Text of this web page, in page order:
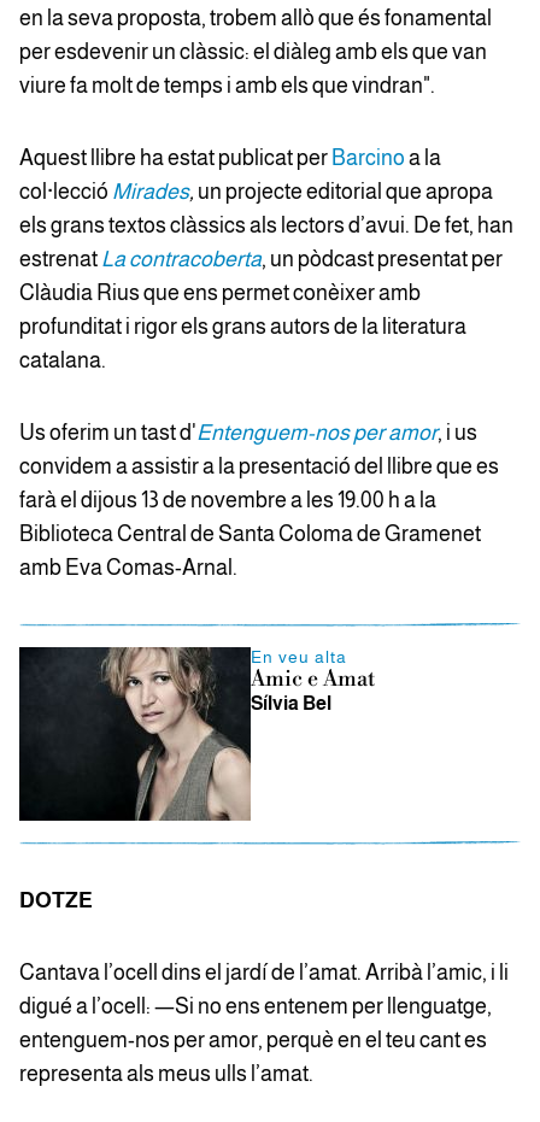
en la seva proposta, trobem allò que és fonamental
per esdevenir un clàssic: el diàleg amb els que van
viure fa molt de temps i amb els que vindran".
Aquest llibre ha estat publicat per Barcino a la
col·lecció Mirades, un projecte editorial que apropa
els grans textos clàssics als lectors d’avui. De fet, han
estrenat La contracoberta, un pòdcast presentat per
Clàudia Rius que ens permet conèixer amb
profunditat i rigor els grans autors de la literatura
catalana.
Us oferim un tast d'Entenguem-nos per amor, i us
convidem a assistir a la presentació del llibre que es
farà el dijous 13 de novembre a les 19.00 h a la
Biblioteca Central de Santa Coloma de Gramenet
amb Eva Comas-Arnal.
En veu alta
Amic e Amat
Sílvia Bel
DOTZE
Cantava l’ocell dins el jardí de l’amat. Arribà l’amic, i li
digué a l’ocell: —Si no ens entenem per llenguatge,
entenguem-nos per amor, perquè en el teu cant es
representa als meus ulls l’amat.